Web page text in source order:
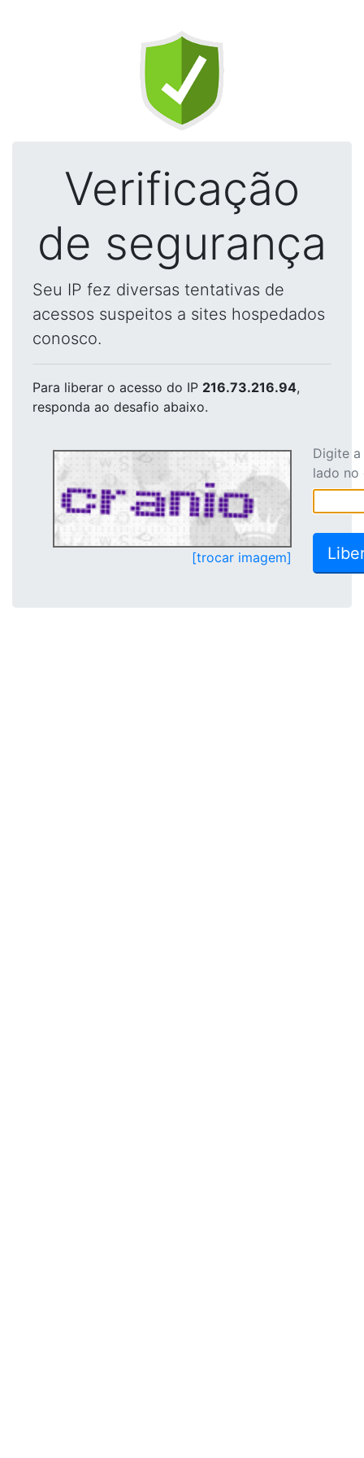
Verificação
de segurança
Seu IP fez diversas tentativas de
acessos suspeitos a sites hospedados
conosco.
Para liberar o acesso do IP 216.73.216.94,
responda ao desafio abaixo.
[trocar imagem]
Digite
lado no